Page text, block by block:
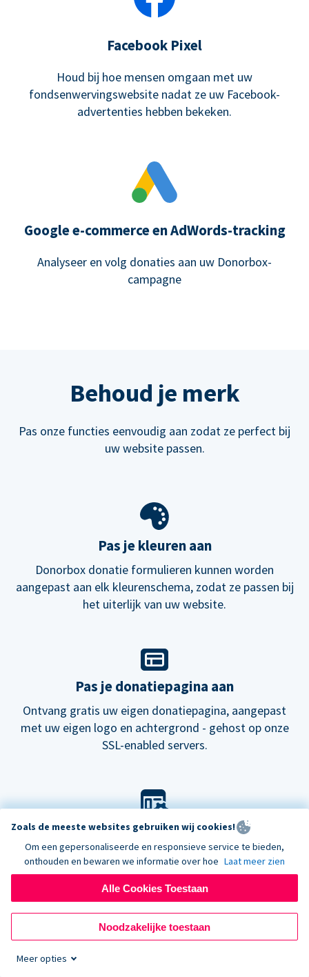
Facebook Pixel
Houd bij hoe mensen omgaan met uw
fondsenwervingswebsite nadat ze uw Facebook-
advertenties hebben bekeken.
Google e-commerce en AdWords-tracking
Analyseer en volg donaties aan uw Donorbox-
campagne
Behoud je merk
Pas onze functies eenvoudig aan zodat ze perfect bij
uw website passen.
Pas je kleuren aan
Donorbox donatie formulieren kunnen worden
aangepast aan elk kleurenschema, zodat ze passen bij
het uiterlijk van uw website.
Pas je donatiepagina aan
Ontvang gratis uw eigen donatiepagina, aangepast
met uw eigen logo en achtergrond - gehost op onze
SSL-enabled servers.
Pas je look aan
Kies onze standaard lay-out voor donatieformulieren
of probeer onzenieuwedonatiepagina's.
Zoals de meeste websites gebruiken wij cookies!
Om een gepersonaliseerde en responsieve service te bieden,
onthouden en bewaren we informatie over hoe Laat meer zien
Alle Cookies Toestaan
Noodzakelijke toestaan
Meer opties